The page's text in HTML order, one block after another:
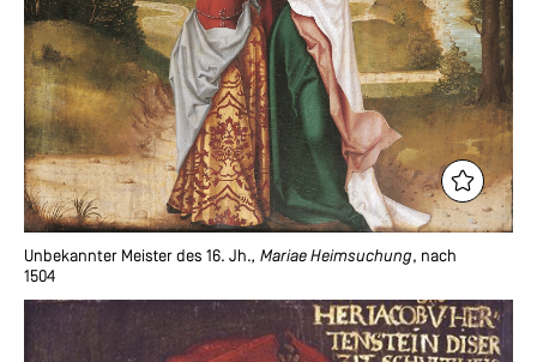
Unbekannter Meister des 16. Jh., Mariae Heimsuchung, nach
1504